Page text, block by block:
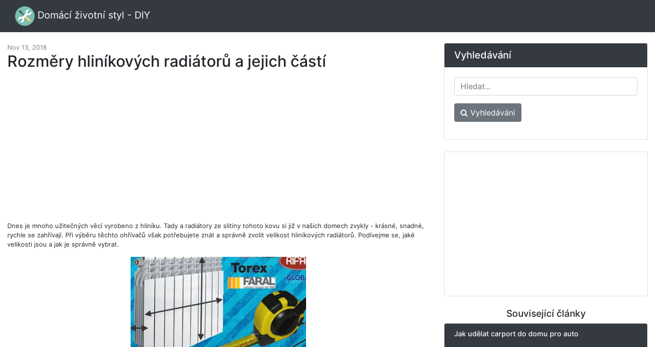
Domácí životní styl - DIY
Nov 13, 2018
Rozměry hliníkových radiátorů a jejich částí
Dnes je mnoho užitečných věcí vyrobeno z hliníku. Tady a radiátory ze slitiny tohoto kovu si již v našich domech zvykly - krásné, snadné,
rychle se zahřívají. Při výběru těchto ohřívačů však potřebujete znát a správně zvolit velikost hliníkových radiátorů. Podívejme se, jaké
velikosti jsou a jak je správně vybrat.
Vyhledávání
Vyhledávání
Související články
Jak udělat carport do domu pro auto